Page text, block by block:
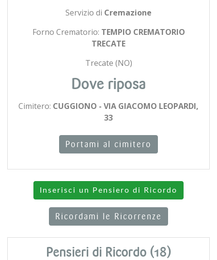
Servizio di Cremazione
Forno Crematorio: TEMPIO CREMATORIO
TRECATE
Trecate (NO)
Dove riposa
Cimitero: CUGGIONO - VIA GIACOMO LEOPARDI,
33
Portami al cimitero
Inserisci un Pensiero di Ricordo
Ricordami le Ricorrenze
Pensieri di Ricordo (18)